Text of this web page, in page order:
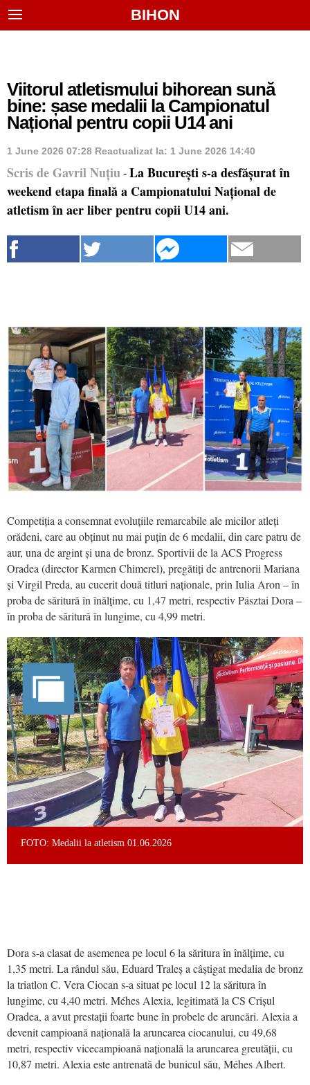
BIHON
Viitorul atletismului bihorean sună
bine: șase medalii la Campionatul
Național pentru copii U14 ani
1 June 2026 07:28 Reactualizat la: 1 June 2026 14:40
Scris de Gavril Nuțiu - La București s-a desfășurat în
weekend etapa finală a Campionatului Național de
atletism în aer liber pentru copii U14 ani.
Competiția a consemnat evoluțiile remarcabile ale micilor atleți
orădeni, care au obținut nu mai puțin de 6 medalii, din care patru de
aur, una de argint și una de bronz. Sportivii de la ACS Progress
Oradea (director Karmen Chimerel), pregătiți de antrenorii Mariana
și Virgil Preda, au cucerit două titluri naționale, prin Iulia Aron – în
proba de săritură în înălțime, cu 1,47 metri, respectiv Pásztai Dora –
în proba de săritură în lungime, cu 4,99 metri.
FOTO: Medalii la atletism 01.06.2026
Dora s-a clasat de asemenea pe locul 6 la săritura în înălțime, cu
1,35 metri. La rândul său, Eduard Traleș a câștigat medalia de bronz
la triatlon C. Vera Ciocan s-a situat pe locul 12 la săritura în
lungime, cu 4,40 metri. Méhes Alexia, legitimată la CS Crișul
Oradea, a avut prestații foarte bune în probele de aruncări. Alexia a
devenit campioană națională la aruncarea ciocanului, cu 49,68
metri, respectiv vicecampioană națională la aruncarea greutății, cu
10,87 metri. Alexia este antrenată de bunicul său, Méhes Albert.